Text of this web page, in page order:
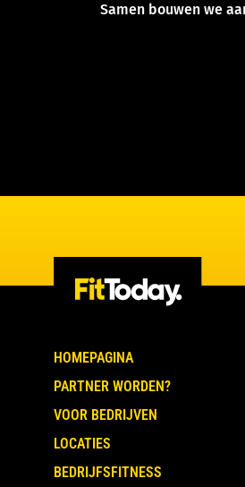
Samen bouwen we
HOMEPAGINA
PARTNER WORDEN?
VOOR BEDRIJVEN
LOCATIES
BEDRIJFSFITNESS